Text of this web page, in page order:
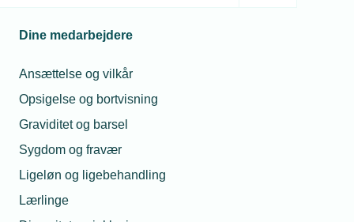
Dine medarbejdere
Ansættelse og vilkår
Opsigelse og bortvisning
Graviditet og barsel
Sygdom og fravær
Ligeløn og ligebehandling
Lærlinge
Sortér
Viser 1 - 4 of af 4 resultater